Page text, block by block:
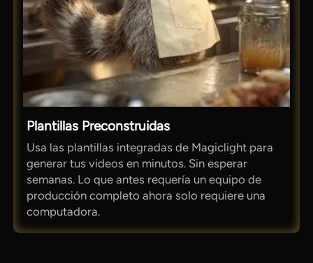
Plantillas Preconstruidas
Usa las plantillas integradas de Magiclight para
generar tus videos en minutos. Sin esperar
semanas. Lo que antes requería un equipo de
producción completo ahora solo requiere una
computadora.